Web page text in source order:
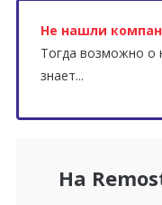
Не нашли
Тогда возможно о
знает...
На